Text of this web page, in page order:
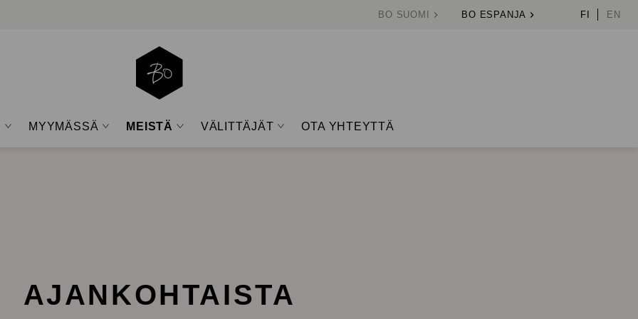
BO SUOMI BO ESPANJA FI EN
MYYMÄSSÄ MEISTÄ VÄLITTÄJÄT OTA YHTEYTTÄ
AJANKOHTAISTA